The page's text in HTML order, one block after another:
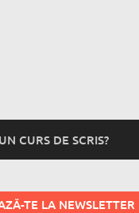
CURS DE SCRIS?
TE LA NEWSLETTER